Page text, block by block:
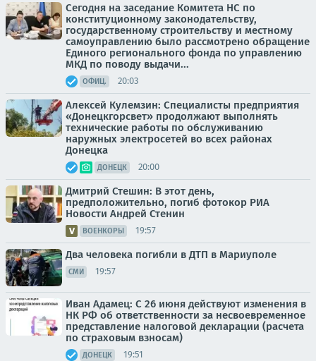
Сегодня на заседание Комитета НС по
конституционному законодательству,
государственному строительству и местному
самоуправлению было рассмотрено обращение
Единого регионального фонда по управлению
МКД по поводу выдачи...
ОФИЦ. 20:03
Алексей Кулемзин: Специалисты предприятия
«Донецкгорсвет» продолжают выполнять
технические работы по обслуживанию
наружных электросетей во всех районах
Донецка
ДОНЕЦК 20:00
Дмитрий Стешин: В этот день,
предположительно, погиб фотокор РИА
Новости Андрей Стенин
ВОЕНКОРЫ 19:57
Два человека погибли в ДТП в Мариуполе
СМИ 19:57
Иван Адамец: С 26 июня действуют изменения в
НК РФ об ответственности за несвоевременное
представление налоговой декларации (расчета
по страховым взносам)
ДОНЕЦК 19:51